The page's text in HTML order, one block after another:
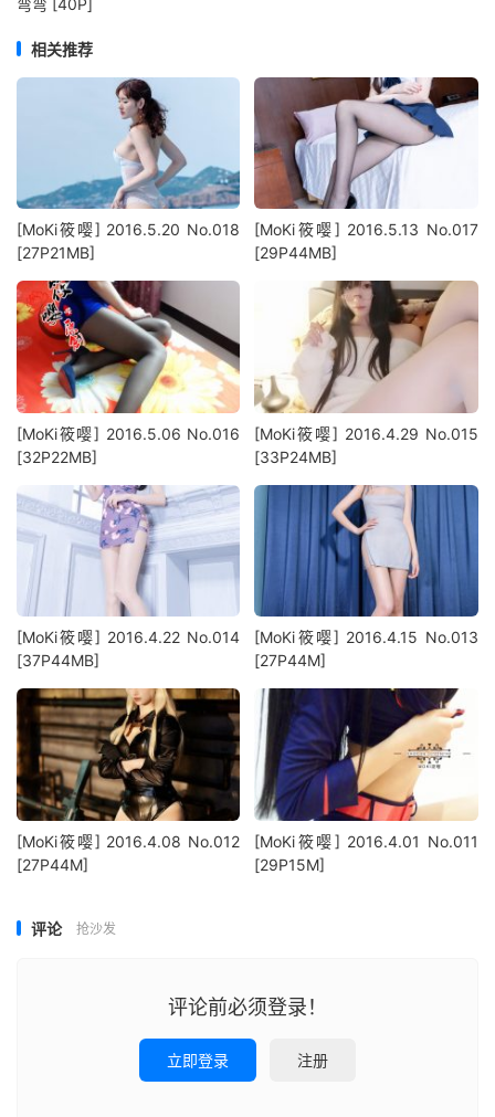
相关推荐
[MoKi筱嘤] 2016.5.20 No.018
[27P21MB]
[MoKi筱嘤] 2016.5.13 No.017
[29P44MB]
[MoKi筱嘤] 2016.5.06 No.016
[32P22MB]
[MoKi筱嘤] 2016.4.29 No.015
[33P24MB]
[MoKi筱嘤] 2016.4.22 No.014
[37P44MB]
[MoKi筱嘤] 2016.4.15 No.013
[27P44M]
[MoKi筱嘤] 2016.4.08 No.012
[27P44M]
[MoKi筱嘤] 2016.4.01 No.011
[29P15M]
评论 抢沙发
评论前必须登录！
立即登录 注册